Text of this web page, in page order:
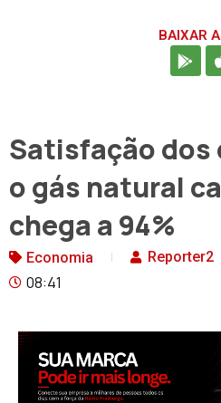
BAIXAR
Satisfação dos
o gás natural
chega a 94%
Economia Reporter2
08:41